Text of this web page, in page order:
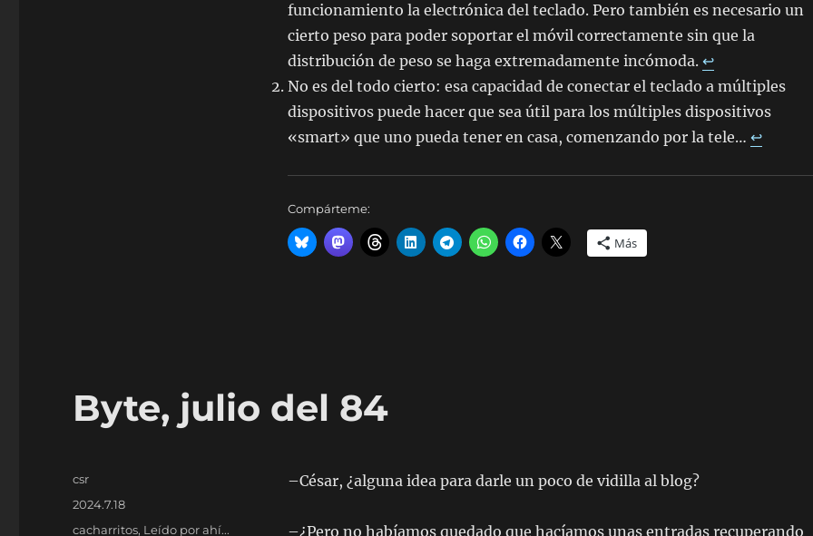
funcionamiento la electrónica del teclado. Pero también es necesario un
cierto peso para poder soportar el móvil correctamente sin que la
distribución de peso se haga extremadamente incómoda. ↩︎
No es del todo cierto: esa capacidad de conectar el teclado a múltiples
dispositivos puede hacer que sea útil para los múltiples dispositivos
«smart» que uno pueda tener en casa, comenzando por la tele… ↩︎
Compárteme:
Más
Byte, julio del 84
–César, ¿alguna idea para darle un poco de vidilla al blog?
–¿Pero no habíamos quedado que hacíamos unas entradas recuperando
Autor
csr
Publicado
2024.7.18
Categorías
cacharritos, Leído por ahí...